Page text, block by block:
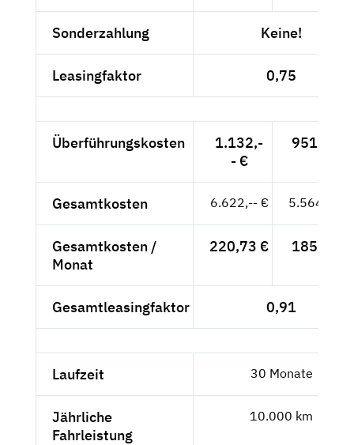
Sonderzahlung Keine!
Leasingfaktor 0,75
Überführungskosten
1.132,-
- €
951,26 €
Gesamtkosten 6.622,-- € 5.564,71 €
Gesamtkosten /
Monat
220,73 € 185,49 €
Gesamtleasingfaktor 0,91
Laufzeit 30 Monate
Jährliche
Fahrleistung
10.000 km